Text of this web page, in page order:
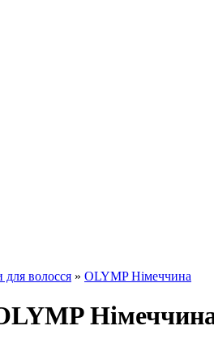
волосся » OLYMP Німеччина